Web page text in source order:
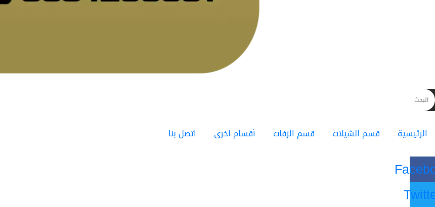
الرئيسية قسم الشيلات قسم الزفات أقسام اخرى اتصل بنا